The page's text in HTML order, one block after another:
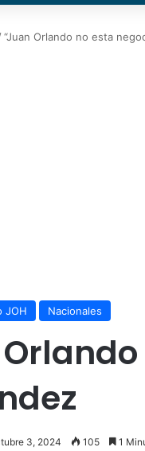
“Juan Orlando no esta
JOH Nacionales
3, 2024 105 1